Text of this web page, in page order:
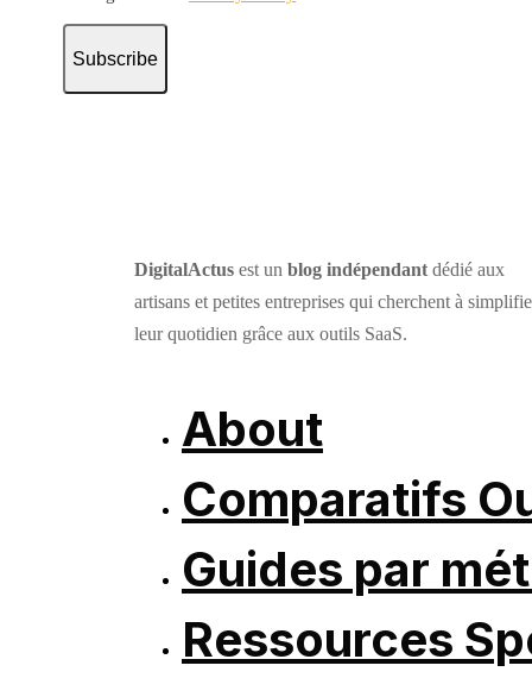
Subscribe
DigitalActus est un blog indépendant dédié aux
artisans et petites entreprises qui cherchent à
leur quotidien grâce aux outils SaaS.
About
Comparatifs
Guides par
Ressources